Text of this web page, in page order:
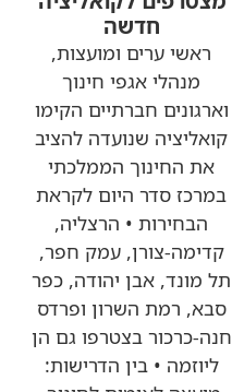
חדשה
ראשי ערים ומועצות,
מנהלי אגפי חינוך
וארגונים חברתיים הקימו
קואליציה שנועדה להציב
את החינוך הממלכתי
במרכז סדר היום לקראת
הבחירות • הרצליה,
קדימה-צורן, עמק חפר,
תל מונד, אבן יהודה, כפר
סבא, רמת השרון ופרדס
חנה-כרכור בצטרפו גם הן
ליוזמה • בין הדרישות: